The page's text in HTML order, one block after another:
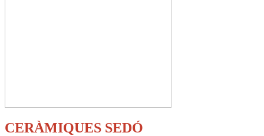
CERÀMIQUES SEDÓ